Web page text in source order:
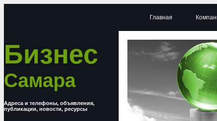
Бизнес
Самара
Адреса и телефоны, объявления,
публикации, новости, ресурсы
Главная